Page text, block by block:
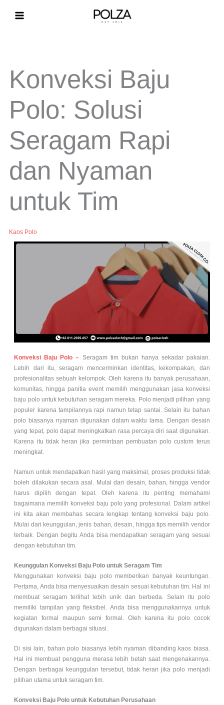
Konveksi Baju
Polo: Solusi
Seragam Rapi
dan Nyaman
untuk Tim
Kaos Polo
Konveksi Baju Polo – Seragam tim bukan hanya sekadar pakaian.
Lebih dari itu, seragam mencerminkan identitas, kekompakan, dan
profesionalitas sebuah kelompok. Oleh karena itu banyak perusahaan,
komunitas, hingga panitia event memilih menggunakan jasa konveksi
baju polo untuk kebutuhan seragam mereka. Polo menjadi pilihan yang
populer karena tampilannya rapi namun tetap santai. Selain itu bahan
polo biasanya nyaman digunakan dalam waktu lama. Dengan desain
yang tepat, polo dapat meningkatkan rasa percaya diri saat digunakan.
Karena itu tidak heran jika permintaan pembuatan polo custom terus
meningkat.
Namun untuk mendapatkan hasil yang maksimal, proses produksi tidak
boleh dilakukan secara asal. Mulai dari desain, bahan, hingga vendor
harus dipilih dengan tepat. Oleh karena itu penting memahami
bagaimana memilih konveksi baju polo yang profesional. Dalam artikel
ini kita akan membahas secara lengkap tentang konveksi baju polo.
Mulai dari keunggulan, jenis bahan, desain, hingga tips memilih vendor
terbaik. Dengan begitu Anda bisa mendapatkan seragam yang sesuai
dengan kebutuhan tim.
Keunggulan Konveksi Baju Polo untuk Seragam Tim
Menggunakan konveksi baju polo memberikan banyak keuntungan.
Pertama, Anda bisa menyesuaikan desain sesuai kebutuhan tim. Hal ini
membuat seragam terlihat lebih unik dan berbeda. Selain itu polo
memiliki tampilan yang fleksibel. Anda bisa menggunakannya untuk
kegiatan formal maupun semi formal. Oleh karena itu polo cocok
digunakan dalam berbagai situasi.
Di sisi lain, bahan polo biasanya lebih nyaman dibanding kaos biasa.
Hal ini membuat pengguna merasa lebih betah saat mengenakannya.
Dengan berbagai keunggulan tersebut, tidak heran jika polo menjadi
pilihan utama untuk seragam tim.
Konveksi Baju Polo untuk Kebutuhan Perusahaan